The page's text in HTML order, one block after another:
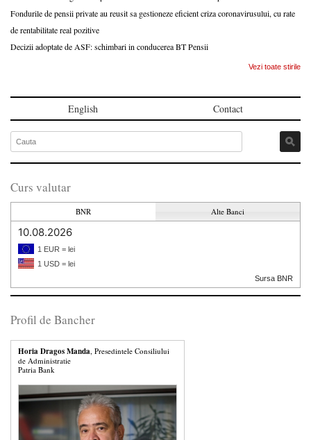
Fondurile de pensii private au reusit sa gestioneze eficient criza coronavirusului, cu rate
de rentabilitate real pozitive
Decizii adoptate de ASF: schimbari in conducerea BT Pensii
Vezi toate stirile
English Contact
Curs valutar
BNR Alte Banci
10.08.2026
1 EUR = lei
1 USD = lei
Sursa BNR
Profil de Bancher
Horia Dragos Manda , Presedintele Consiliului
de Administratie
Patria Bank